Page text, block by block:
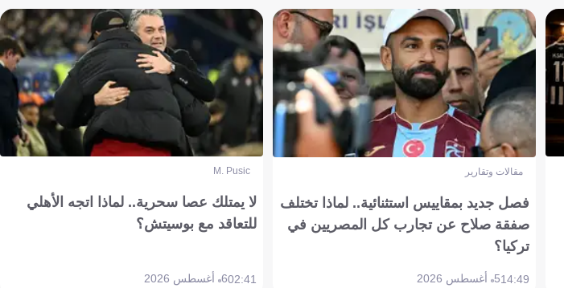
مقالات وتقارير
فصل جديد بمقاييس استثنائية.. لماذا تختلف
صفقة صلاح عن تجارب كل المصريين في
تركيا؟
14:495 أغسطس 2026
M. Pusic
لا يمتلك عصا سحرية.. لماذا اتجه الأهلي
للتعاقد مع بوسيتش؟
02:416 أغسطس 2026